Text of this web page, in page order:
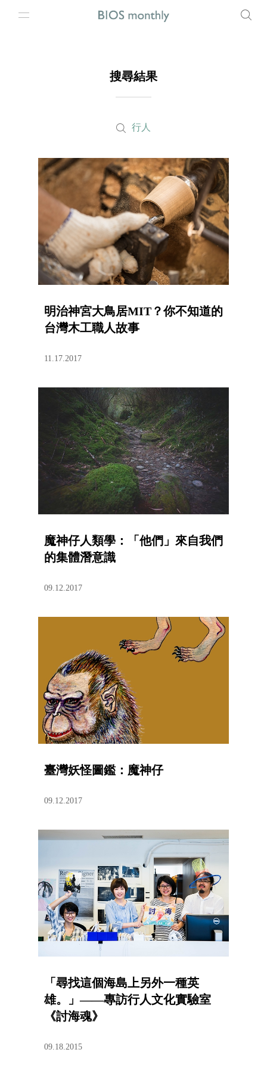
搜尋結果
行人
明治神宮大鳥居MIT？你不知道的
台灣木工職人故事
11.17.2017
魔神仔人類學：「他們」來自我們
的集體潛意識
09.12.2017
臺灣妖怪圖鑑：魔神仔
09.12.2017
「尋找這個海島上另外一種英
雄。」——專訪行人文化實驗室
《討海魂》
09.18.2015